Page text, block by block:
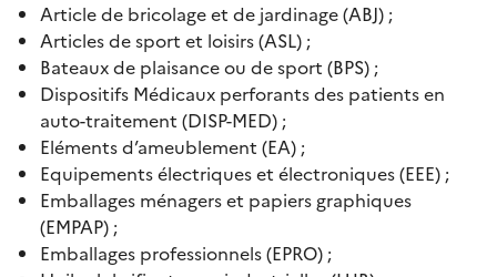
Article de bricolage et de jardinage (ABJ) ;
Articles de sport et loisirs (ASL) ;
Bateaux de plaisance ou de sport (BPS) ;
Dispositifs Médicaux perforants des patients en
auto-traitement (DISP-MED) ;
Eléments d’ameublement (EA) ;
Equipements électriques et électroniques (EEE) ;
Emballages ménagers et papiers graphiques
(EMPAP) ;
Emballages professionnels (EPRO) ;